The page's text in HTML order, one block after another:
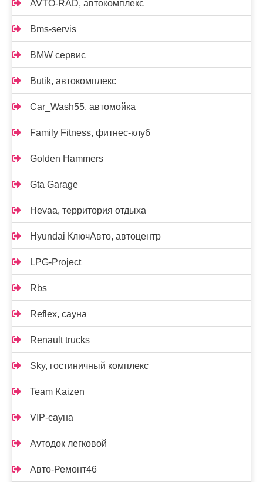
AVTO-RAD, автокомплекс
Bms-servis
BMW сервис
Butik, автокомплекс
Car_Wash55, автомойка
Family Fitness, фитнес-клуб
Golden Hammers
Gta Garage
Hevaa, территория отдыха
Hyundai КлючАвто, автоцентр
LPG-Project
Rbs
Reflex, сауна
Renault trucks
Sky, гостиничный комплекс
Team Kaizen
VIP-сауна
Аvтодок легковой
Авто-Ремонт46